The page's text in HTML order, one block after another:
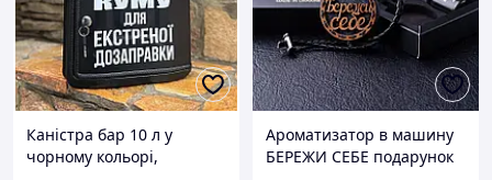
Каністра бар 10 л у
чорному кольорі,
Ароматизатор в машину
БЕРЕЖИ СЕБЕ подарунок